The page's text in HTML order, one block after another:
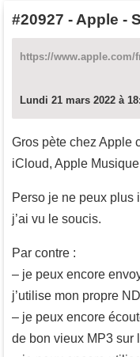
#20927 - Apple -
https://
Lundi 21 mars 2022 à
Gros pète chez Apple
iCloud, Apple
Perso je ne peux plus
j’ai vu le soucis.
Par contre :
– je peux encore
j’utilise mon propre
– je peux encore
de bon vieux MP3 sur